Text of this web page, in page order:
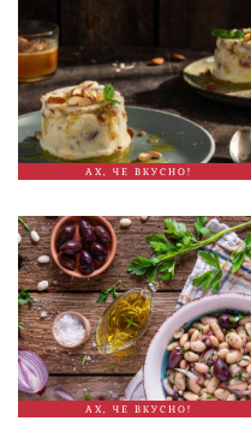
АХ, ЧЕ ВКУСНО!
АХ, ЧЕ ВКУСНО!